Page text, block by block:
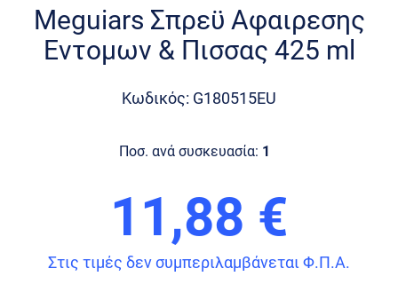
beginning
Meguiars Σπρεϋ Αφαιρεσης
Εντομων & Πισσας 425 ml
Κωδικός: G180515EU
Ποσ. ανά συσκευασία: 1
11,88 €
Στις τιμές δεν συμπεριλαμβάνεται Φ.Π.Α.